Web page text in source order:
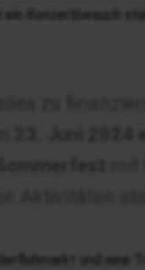
ein Konzertbesuch
und eine